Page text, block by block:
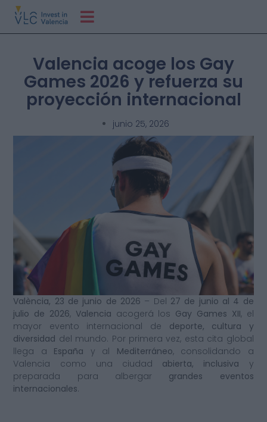
Valencia acoge los Gay
Games 2026 y refuerza su
proyección internacional
junio 25, 2026
València, 23 de junio de 2026 – Del 27 de junio al 4 de
julio de 2026, Valencia acogerá los Gay Games XII, el
mayor evento internacional de deporte, cultura y
diversidad del mundo. Por primera vez, esta cita global
llega a España y al Mediterráneo, consolidando a
Valencia como una ciudad abierta, inclusiva y
preparada para albergar grandes eventos
internacionales.